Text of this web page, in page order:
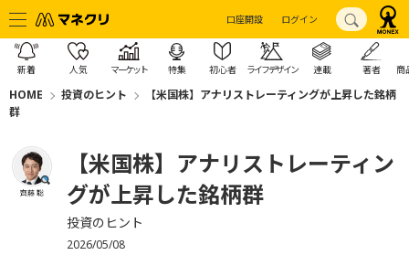
口座開設 ログイン
新着 人気 マーケット 特集 初心者 ライフデザイン 連載 著者 商
HOME 投資のヒント
【米国株】アナリストレーティングが上昇した銘柄
群
齊藤 聡
【米国株】アナリストレーティン
グが上昇した銘柄群
投資のヒント
2026/05/08